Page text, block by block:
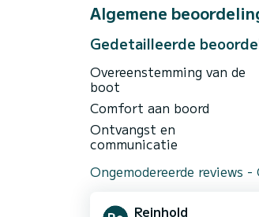
Algemene
Gedetailleerde
Overeenstemming van de
boot
Comfort aan boord
Ontvangst en
communicatie
Ongemodereerde reviews
Reinhold